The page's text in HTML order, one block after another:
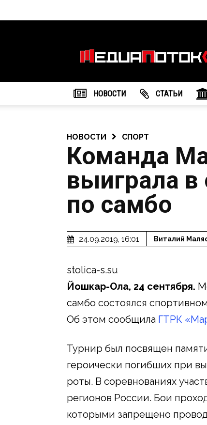
агентство
"МедиаПоток"
НОВОСТИ CТАТЬИ
НОВОСТИ СПОРТ
Команда
выиграла в
по самбо
24.09.2019, 16:01 Виталий
stolica-s.su
Йошкар-Ола, 24 сентября.
самбо состоялся
Об этом сообщила ГТРК
Турнир был посвящен
героически погибших при
роты. В соревнованиях
регионов России. Бои
которыми запрещено